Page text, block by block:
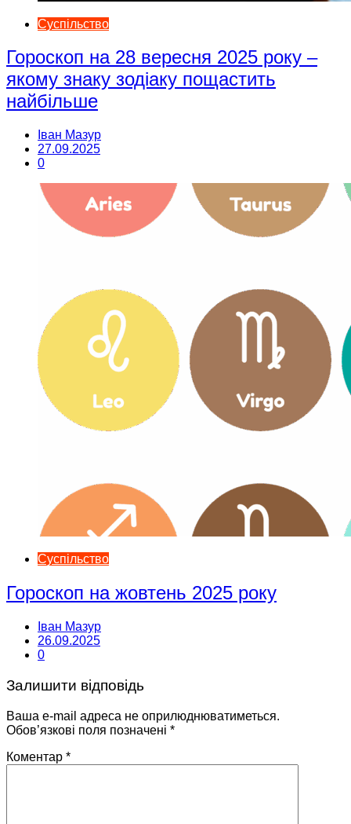
Суспільство
Гороскоп на 28 вересня 2025 року –
якому знаку зодіаку пощастить
найбільше
Іван Мазур
27.09.2025
0
Суспільство
Гороскоп на жовтень 2025 року
Іван Мазур
26.09.2025
0
Залишити відповідь
Ваша e-mail адреса не оприлюднюватиметься.
Обов’язкові поля позначені *
Коментар *